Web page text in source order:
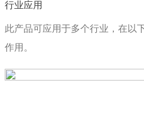
行业应用
此产品可应用于多个行业，在以
作用。